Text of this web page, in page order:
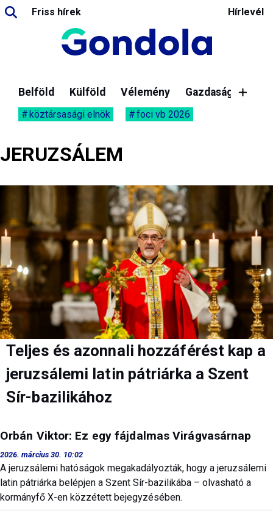
Friss hírek Hírlevél
Belföld Külföld Vélemény Gazdaság
köztársasági elnök foci vb 2026
JERUZSÁLEM
Teljes és azonnali hozzáférést kap a
jeruzsálemi latin pátriárka a Szent
Sír-bazilikához
Orbán Viktor: Ez egy fájdalmas Virágvasárnap
2026. március 30. 10:02
A jeruzsálemi hatóságok megakadályozták, hogy a jeruzsálemi
latin pátriárka belépjen a Szent Sír-bazilikába – olvasható a
kormányfő X-en közzétett bejegyzésében.